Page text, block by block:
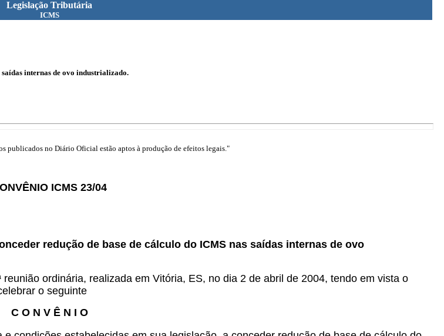
Legislação Tributária
ICMS
internas de ovo industrializado.
publicados no Diário Oficial estão aptos à produção de efeitos legais."
ICMS 23/04
redução de base de cálculo do ICMS nas saídas internas de ovo
reunião ordinária, realizada em Vitória, ES, no dia 2 de abril de 2004, tendo em vista o
o seguinte
C O N V Ê N I O